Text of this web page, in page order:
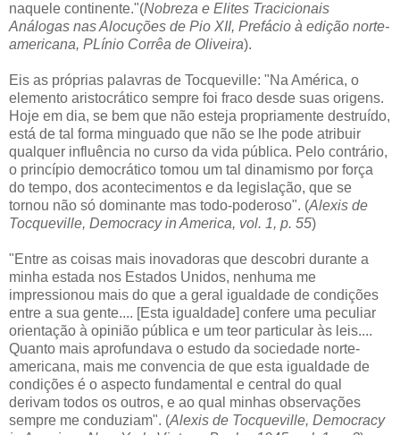
naquele continente."(Nobreza e Elites Tracicionais
Análogas nas Alocuções de Pio XII, Prefácio à edição norte-
americana, PLínio Corrêa de Oliveira).
Eis as próprias palavras de Tocqueville: "Na América, o
elemento aristocrático sempre foi fraco desde suas origens.
Hoje em dia, se bem que não esteja propriamente destruído,
está de tal forma minguado que não se lhe pode atribuir
qualquer influência no curso da vida pública. Pelo contrário,
o princípio democrático tomou um tal dinamismo por força
do tempo, dos acontecimentos e da legislação, que se
tornou não só dominante mas todo-poderoso". (Alexis de
Tocqueville, Democracy in America, vol. 1, p. 55)
"Entre as coisas mais inovadoras que descobri durante a
minha estada nos Estados Unidos, nenhuma me
impressionou mais do que a geral igualdade de condições
entre a sua gente.... [Esta igualdade] confere uma peculiar
orientação à opinião pública e um teor particular às leis....
Quanto mais aprofundava o estudo da sociedade norte-
americana, mais me convencia de que esta igualdade de
condições é o aspecto fundamental e central do qual
derivam todos os outros, e ao qual minhas observações
sempre me conduziam". (Alexis de Tocqueville, Democracy